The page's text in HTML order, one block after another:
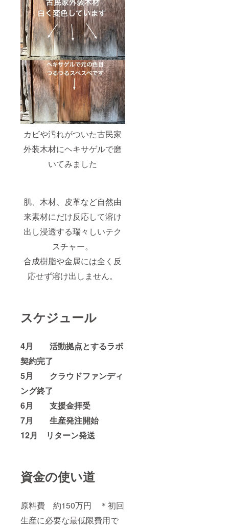
カビや汚れがついた古民家
外装木材にヘキサゲルで磨
いてみました
肌、木材、皮革など自然由
来素材にだけ反応して溶け
出し浸透する瑞々しいテク
スチャー。
合成樹脂や金属には全く反
応せず溶け出しません。
スケジュール
4月 活動拠点とするラボ
契約完了
5月 クラウドファンディ
ング終了
6月 支援金拝受
7月 生産発注開始
12月 リターン発送
資金の使い道
原料費 約150万円 ＊初回
生産に必要な最低限費用で